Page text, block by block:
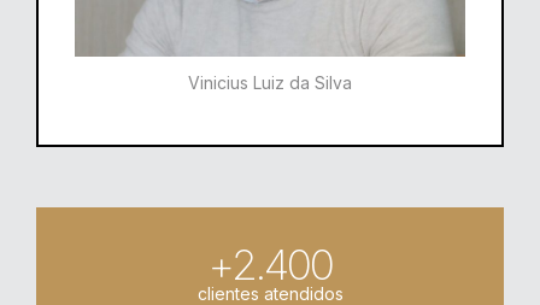
Vinicius Luiz da Silva
+2.400
clientes atendidos